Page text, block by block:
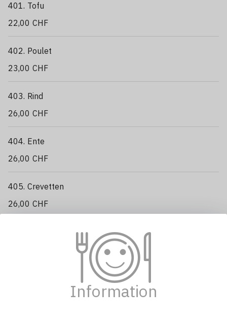
Information
401. Tofu
22,00 CHF
402. Poulet
23,00 CHF
403. Rind
26,00 CHF
404. Ente
26,00 CHF
405. Crevetten
26,00 CHF
SÜSS-SAUER GERICHTE MIT FLEISCH
(mit Peperoni und Zwiebeln und Reis)
501. SÜSS-SAUER Tofu